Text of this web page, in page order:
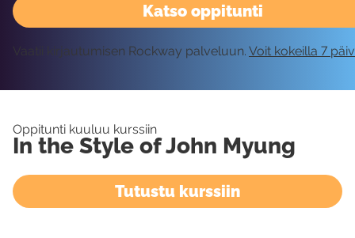
Katso oppitunti
Vaatii kirjautumisen Rockway palveluun. Voit kokeilla 7
Oppitunti kuuluu kurssiin
In the Style of John Myung
Tutustu kurssiin